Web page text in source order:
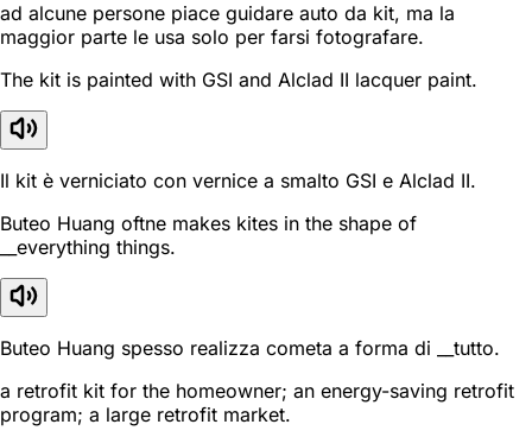
ad alcune persone piace guidare auto da kit, ma la
maggior parte le usa solo per farsi fotografare.
The kit is painted with GSI and Alclad II lacquer paint.
Il kit è verniciato con vernice a smalto GSI e Alclad II.
Buteo Huang oftne makes kites in the shape of
__everything things.
Buteo Huang spesso realizza cometa a forma di __tutto.
a retrofit kit for the homeowner; an energy-saving retrofit
program; a large retrofit market.